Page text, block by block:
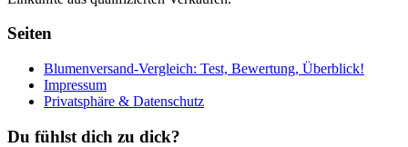
Seiten
Blumenversand-Vergleich: Test, Bewertung, Überblick!
Impressum
Privatsphäre & Datenschutz
Du fühlst dich zu dick?